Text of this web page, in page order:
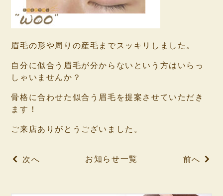
眉毛の形や周りの産毛までスッキリしました。
自分に似合う眉毛が分からないという方はいらっ
しゃいませんか？
骨格に合わせた似合う眉毛を提案させていただき
ます！
ご来店ありがとうございました。
次へ お知らせ一覧 前へ